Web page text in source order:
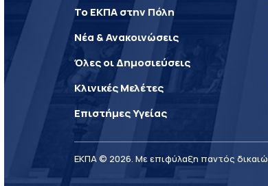
Το ΕΚΠΑ στην Πόλη
Νέα & Ανακοινώσεις
Όλες οι Δημοσιεύσεις
Κλινικές Μελέτες
Επιστήμες Υγείας
ΕΚΠΑ © 2026. Με επιφύλαξη παντός